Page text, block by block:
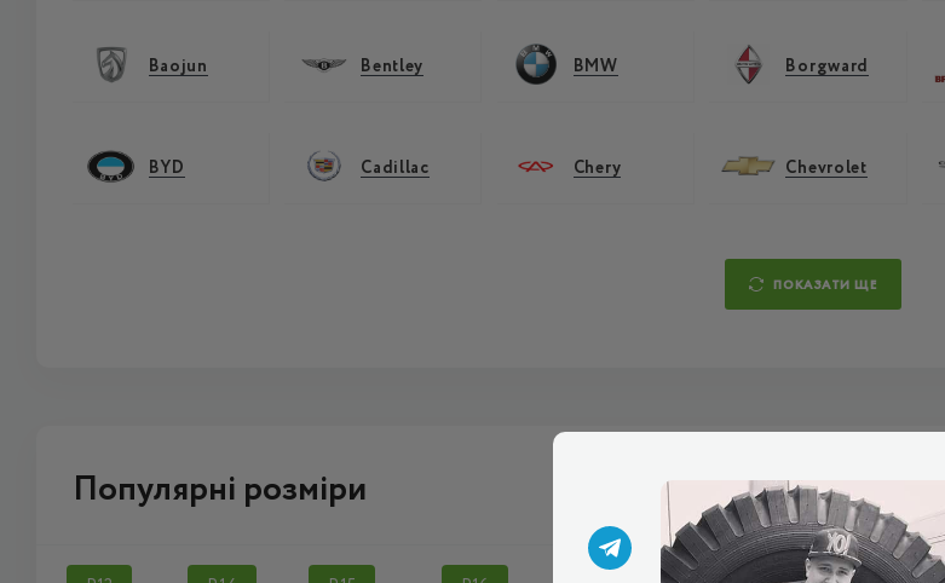
Baojun Bentley BMW Borgward
BYD Cadillac Chery Chevrolet
ПОКАЗАТИ ЩЕ
Популярні розміри